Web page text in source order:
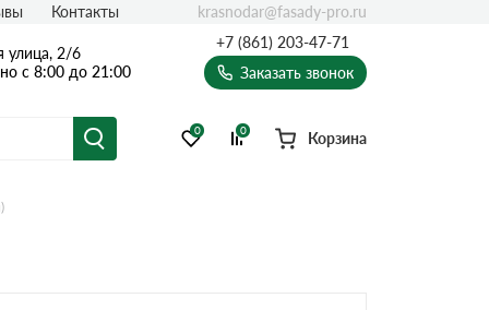
улица, 2/6
с 8:00 до 21:00
+7 (861) 203-47-71
Заказать звонок
0 0 Корзина
Контакты krasnodar@fasady-pro.ru